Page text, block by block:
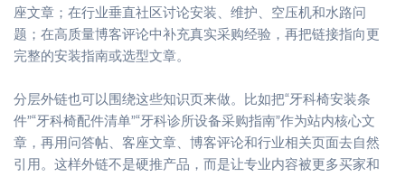
座文章；在行业垂直社区讨论安装、维护、空压机和水路问
题；在高质量博客评论中补充真实采购经验，再把链接指向更
完整的安装指南或选型文章。
分层外链也可以围绕这些知识页来做。比如把“牙科椅安装条
件”“牙科椅配件清单”“牙科诊所设备采购指南”作为站内核心文
章，再用问答帖、客座文章、博客评论和行业相关页面去自然
引用。这样外链不是硬推产品，而是让专业内容被更多买家和